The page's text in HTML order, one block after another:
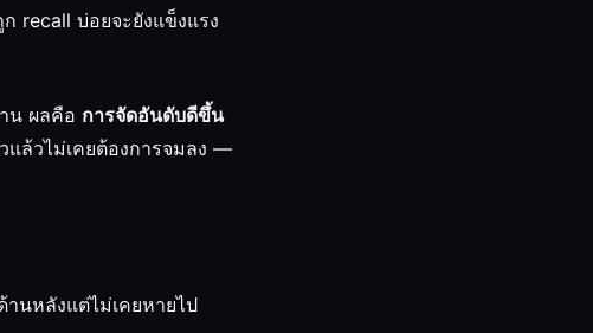
recall บ่อยจะยังแข็งแรง
น ผลคือ การจัดอันดับดีขึ้น
แล้วไม่เคยต้องการจมลง —
นหลังแต่ไม่เคยหายไป